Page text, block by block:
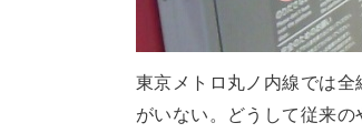
東京メトロ丸ノ内線では
がいない。どうして従来の